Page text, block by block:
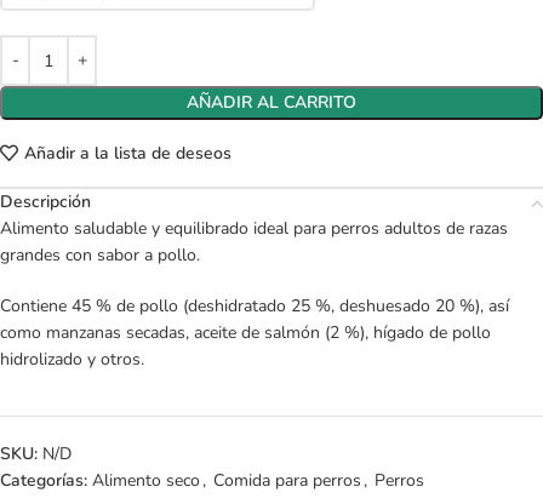
AÑADIR AL CARRITO
Añadir a la lista de deseos
Descripción
Alimento saludable y equilibrado ideal para perros adultos de razas
grandes con sabor a pollo.
Contiene 45 % de pollo (deshidratado 25 %, deshuesado 20 %), así
como manzanas secadas, aceite de salmón (2 %), hígado de pollo
hidrolizado y otros.
SKU: N/D
Categorías: Alimento seco , Comida para perros , Perros